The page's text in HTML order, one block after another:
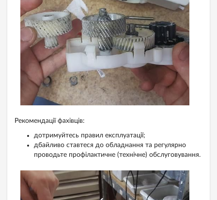
Рекомендації фахівців:
дотримуйтесь правил експлуатації;
дбайливо ставтеся до обладнання та регулярно
проводьте профілактичне (технічне) обслуговування.